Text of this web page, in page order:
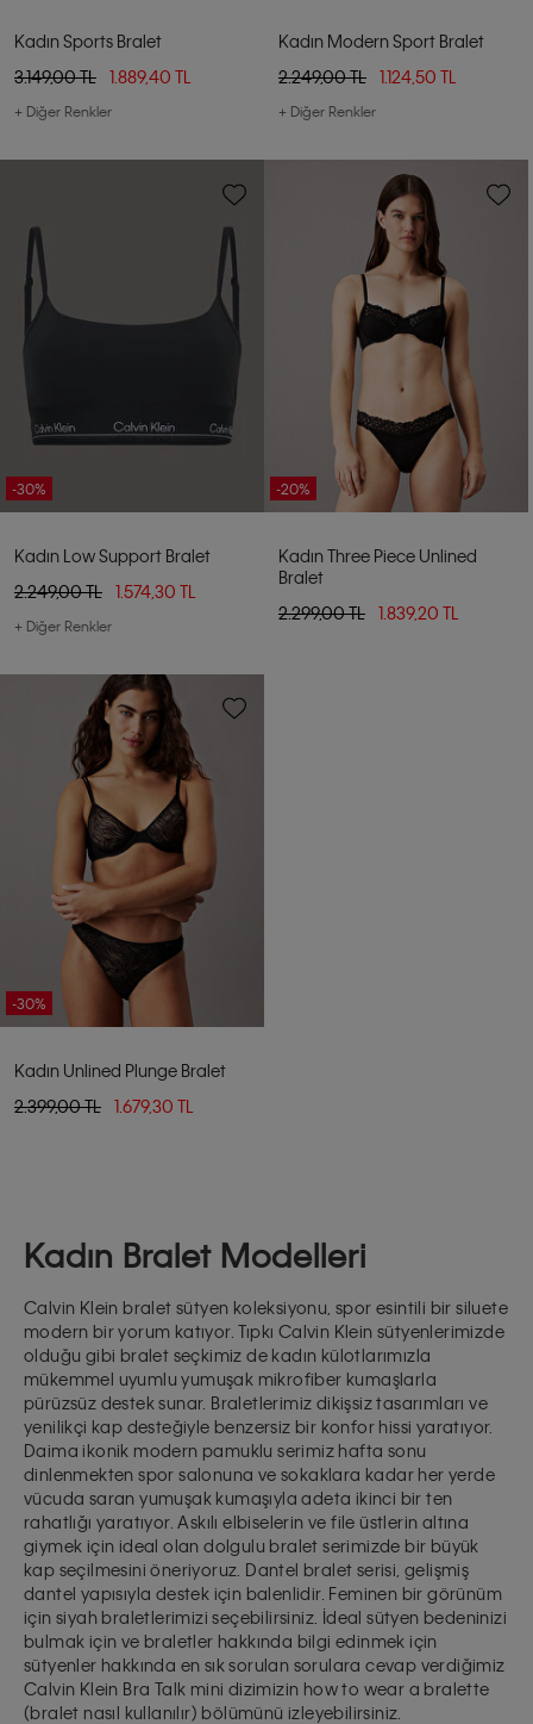
Kadın Sports Bralet
3.149,00 TL
1.889,40 TL
+ Diğer Renkler
Kadın Modern Sport Bralet
2.249,00 TL
1.124,50 TL
+ Diğer Renkler
-30%
Kadın Low Support Bralet
2.249,00 TL
1.574,30 TL
+ Diğer Renkler
-20%
Kadın Three Piece Unlined
Bralet
2.299,00 TL
1.839,20 TL
-30%
Kadın Unlined Plunge Bralet
2.399,00 TL
1.679,30 TL
Kadın Bralet Modelleri
Calvin Klein bralet sütyen koleksiyonu, spor esintili bir siluete
modern bir yorum katıyor. Tıpkı Calvin Klein sütyenlerimizde
olduğu gibi bralet seçkimiz de kadın külotlarımızla
mükemmel uyumlu yumuşak mikrofiber kumaşlarla
pürüzsüz destek sunar. Braletlerimiz dikişsiz tasarımları ve
yenilikçi kap desteğiyle benzersiz bir konfor hissi yaratıyor.
Daima ikonik modern pamuklu serimiz hafta sonu
dinlenmekten spor salonuna ve sokaklara kadar her yerde
vücuda saran yumuşak kumaşıyla adeta ikinci bir ten
rahatlığı yaratıyor. Askılı elbiselerin ve file üstlerin altına
giymek için ideal olan dolgulu bralet serimizde bir büyük
kap seçilmesini öneriyoruz. Dantel bralet serisi, gelişmiş
dantel yapısıyla destek için balenlidir. Feminen bir görünüm
için siyah braletlerimizi seçebilirsiniz. İdeal sütyen bedeninizi
bulmak için ve braletler hakkında bilgi edinmek için
sütyenler hakkında en sık sorulan sorulara cevap verdiğimiz
Calvin Klein Bra Talk mini dizimizin how to wear a bralette
(bralet nasıl kullanılır) bölümünü izleyebilirsiniz.